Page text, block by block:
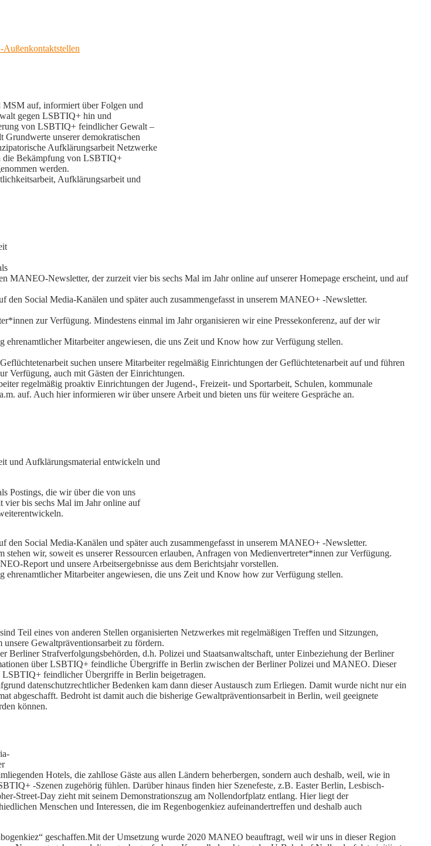
auf, informiert über Folgen und
gegen LSBTIQ+ hin und
von LSBTIQ+ feindlicher Gewalt –
unserer demokratischen
Aufklärungsarbeit Netzwerke
die Bekämpfung von LSBTIQ+
werden.
Aufklärungsarbeit und
MANEO-Newsletter, der zurzeit vier bis sechs Mal im Jahr online auf unserer Homepage erscheint, und auf
Social Media-Kanälen und später auch zusammengefasst in unserem MANEO+ -Newsletter.
zur Verfügung. Mindestens einmal im Jahr organisieren wir eine Pressekonferenz, auf der wir
Mitarbeiter angewiesen, die uns Zeit und Know how zur Verfügung stellen.
suchen unsere Mitarbeiter regelmäßig Einrichtungen der Geflüchtetenarbeit auf und führen
Verfügung, auch mit Gästen der Einrichtungen.
regelmäßig proaktiv Einrichtungen der Jugend-, Freizeit- und Sportarbeit, Schulen, kommunale
auf. Auch hier informieren wir über unsere Arbeit und bieten uns für weitere Gespräche an.
und Aufklärungsmaterial entwickeln und
Postings, die wir über die von uns
bis sechs Mal im Jahr online auf
Social Media-Kanälen und später auch zusammengefasst in unserem MANEO+ -Newsletter.
wir, soweit es unserer Ressourcen erlauben, Anfragen von Medienvertreter*innen zur Verfügung.
Report und unsere Arbeitsergebnisse aus dem Berichtsjahr vorstellen.
Mitarbeiter angewiesen, die uns Zeit und Know how zur Verfügung stellen.
Teil eines von anderen Stellen organisierten Netzwerkes mit regelmäßigen Treffen und Sitzungen,
unsere Gewaltpräventionsarbeit zu fördern.
Berliner Strafverfolgungsbehörden, d.h. Polizei und Staatsanwaltschaft, unter Einbeziehung der Berliner
über LSBTIQ+ feindliche Übergriffe in Berlin zwischen der Berliner Polizei und MANEO. Dieser
LSBTIQ+ feindlicher Übergriffe in Berlin beigetragen.
datenschutzrechtlicher Bedenken kam dann dieser Austausch zum Erliegen. Damit wurde nicht nur ein
abgeschafft. Bedroht ist damit auch die bisherige Gewaltpräventionsarbeit in Berlin, weil geeignete
können.
Hotels, die zahllose Gäste aus allen Ländern beherbergen, sondern auch deshalb, weil, wie in
-Szenen zugehörig fühlen. Darüber hinaus finden hier Szenefeste, z.B. Easter Berlin, Lesbisch-
Street-Day zieht mit seinem Demonstrationszug am Nollendorfplatz entlang. Hier liegt der
Menschen und Interessen, die im Regenbogenkiez aufeinandertreffen und deshalb auch
geschaffen.Mit der Umsetzung wurde 2020 MANEO beauftragt, weil wir uns in dieser Region